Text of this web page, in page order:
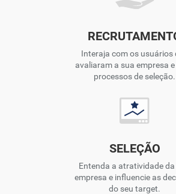
Interaja com os usuários
avaliaram a sua empresa
processos de seleção.
SELEÇÃO
Entenda a atratividade da
empresa e influencie as
do seu target.